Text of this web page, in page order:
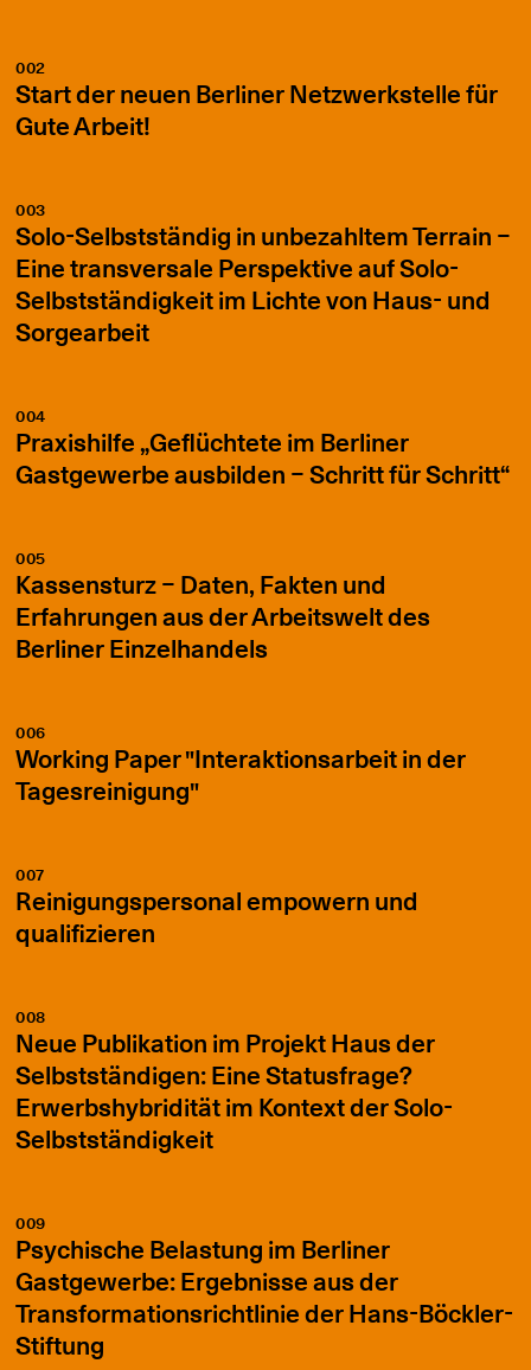
002
Start der neuen Berliner Netzwerkstelle für
Gute Arbeit!
003
Solo-Selbstständig in unbezahltem Terrain –
Eine transversale Perspektive auf Solo-
Selbstständigkeit im Lichte von Haus- und
Sorgearbeit
004
Praxishilfe „Geflüchtete im Berliner
Gastgewerbe ausbilden – Schritt für Schritt“
005
Kassensturz – Daten, Fakten und
Erfahrungen aus der Arbeitswelt des
Berliner Einzelhandels
006
Working Paper "Interaktionsarbeit in der
Tagesreinigung"
007
Reinigungspersonal empowern und
qualifizieren
008
Neue Publikation im Projekt Haus der
Selbstständigen: Eine Statusfrage?
Erwerbshybridität im Kontext der Solo-
Selbstständigkeit
009
Psychische Belastung im Berliner
Gastgewerbe: Ergebnisse aus der
Transformationsrichtlinie der Hans-Böckler-
Stiftung